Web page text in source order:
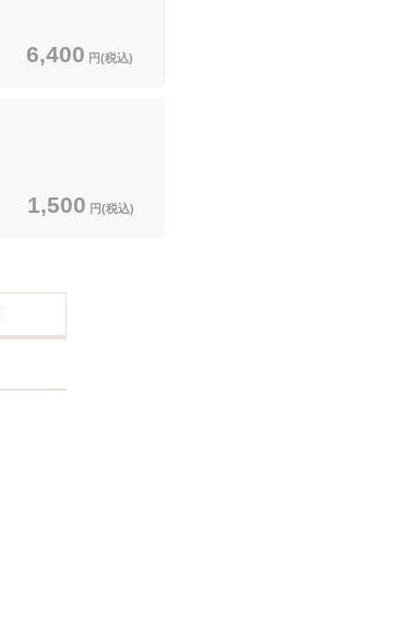
6,400 円(税込)
1,500 円(税込)